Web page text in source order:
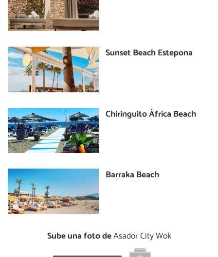
Sunset Beach Estepona
Chiringuito África Beach
Barraka Beach
Sube una foto deAsador City Wok